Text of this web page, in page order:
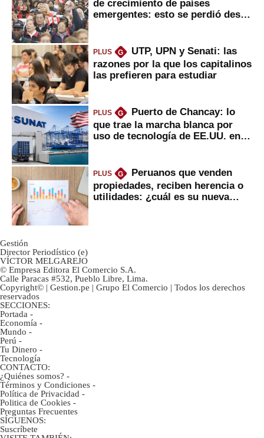
de crecimiento de países
emergentes: esto se perdió desde
PLUS G
UTP, UPN y Senati: las
razones por la que los capitalinos
las prefieren para estudiar
PLUS G
Puerto de Chancay: lo
que trae la marcha blanca por
uso de tecnología de EE.UU. en
PLUS G
Peruanos que venden
propiedades, reciben herencia o
utilidades: ¿cuál es su nueva
Gestión
Director Periodístico (e)
VÍCTOR MELGAREJO
© Empresa Editora El Comercio S.A.
Calle Paracas #532, Pueblo Libre, Lima.
Copyright© | Gestion.pe | Grupo El Comercio | Todos los derechos
reservados
SECCIONES:
Portada -
Economía -
Mundo -
Perú -
Tu Dinero -
Tecnología
CONTACTO:
¿Quiénes somos? -
Términos y Condiciones -
Política de Privacidad -
Politica de Cookies -
Preguntas Frecuentes
SÍGUENOS:
Suscríbete